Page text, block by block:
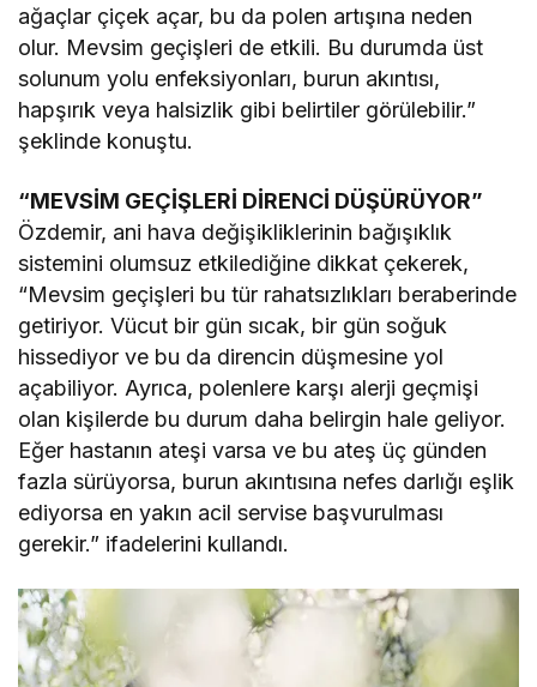
ağaçlar çiçek açar, bu da polen artışına neden
olur. Mevsim geçişleri de etkili. Bu durumda üst
solunum yolu enfeksiyonları, burun akıntısı,
hapşırık veya halsizlik gibi belirtiler görülebilir.”
şeklinde konuştu.
“MEVSİM GEÇİŞLERİ DİRENCİ DÜŞÜRÜYOR”
Özdemir, ani hava değişikliklerinin bağışıklık
sistemini olumsuz etkilediğine dikkat çekerek,
“Mevsim geçişleri bu tür rahatsızlıkları beraberinde
getiriyor. Vücut bir gün sıcak, bir gün soğuk
hissediyor ve bu da direncin düşmesine yol
açabiliyor. Ayrıca, polenlere karşı alerji geçmişi
olan kişilerde bu durum daha belirgin hale geliyor.
Eğer hastanın ateşi varsa ve bu ateş üç günden
fazla sürüyorsa, burun akıntısına nefes darlığı eşlik
ediyorsa en yakın acil servise başvurulması
gerekir.” ifadelerini kullandı.